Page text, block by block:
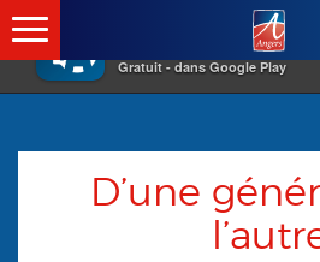
×
Gratuit - dans Google Play
D’une